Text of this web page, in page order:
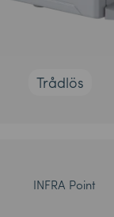
Trådlös
INFRA Point